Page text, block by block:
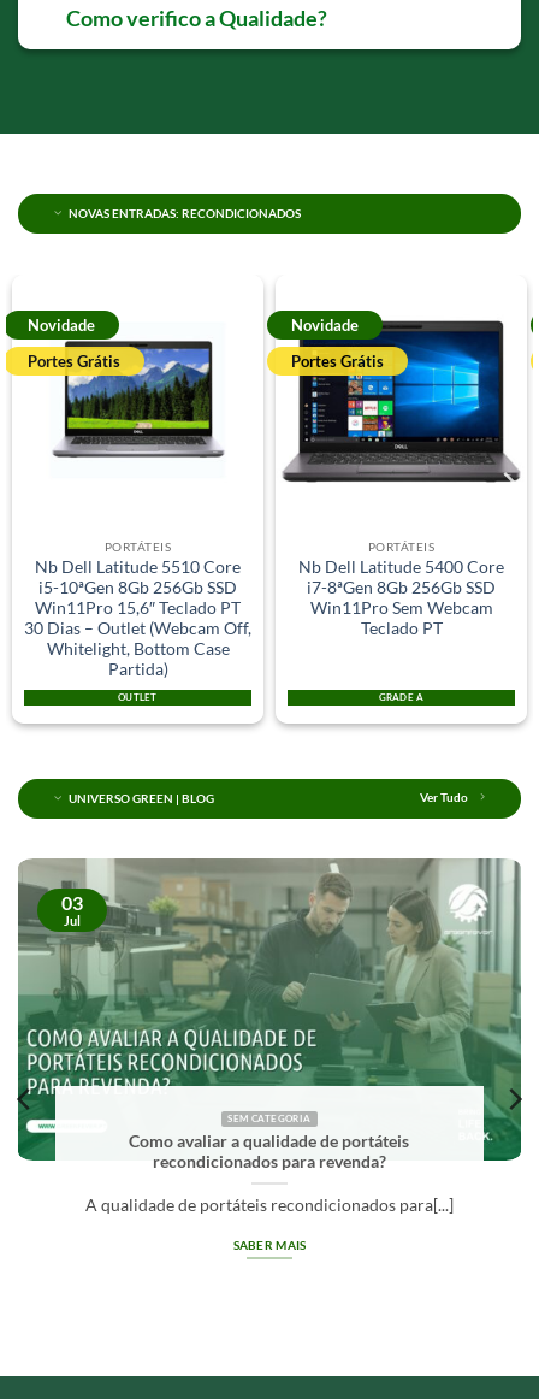
Como verifico a Qualidade?
NOVAS ENTRADAS: RECONDICIONADOS
Novidade
Portes Grátis
PORTÁTEIS
Nb Dell Latitude 5510 Core
i5-10ªGen 8Gb 256Gb SSD
Win11Pro 15,6″ Teclado PT
30 Dias – Outlet (Webcam Off,
Whitelight, Bottom Case
Partida)
OUTLET
Novidade
Portes Grátis
PORTÁTEIS
Nb Dell Latitude 5400 Core
i7-8ªGen 8Gb 256Gb SSD
Win11Pro Sem Webcam
Teclado PT
GRADE A
UNIVERSO GREEN | BLOG Ver Tudo
avaliar a qualidade de portáteis
recondicionados para revenda?
de portáteis recondicionados para[...]
03
Jul